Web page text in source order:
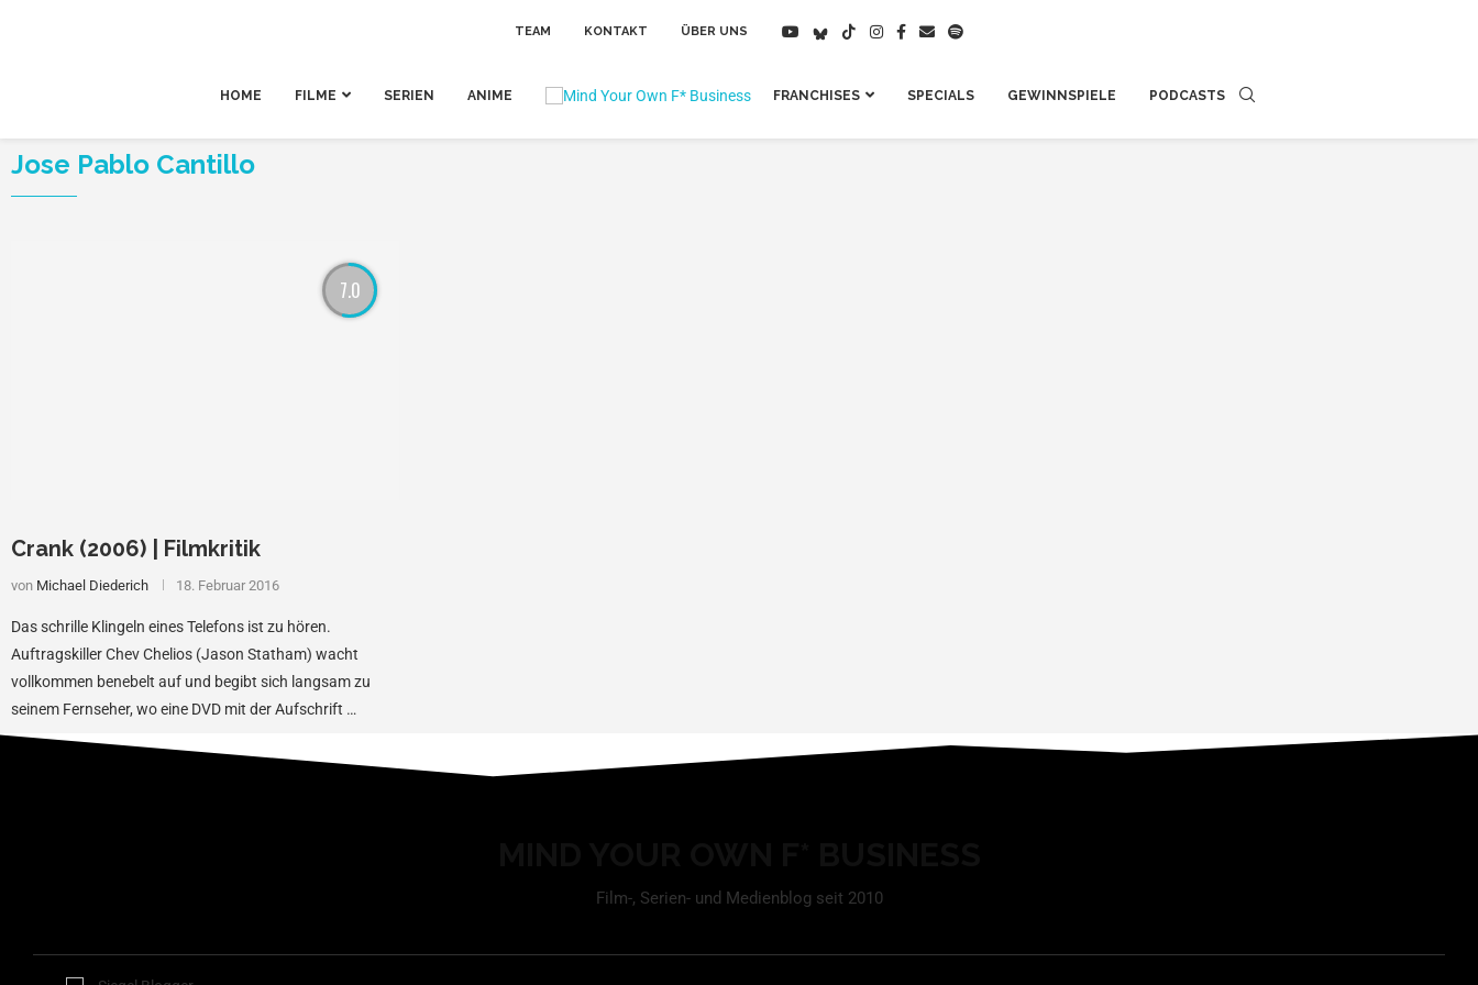
TEAM KONTAKT ÜBER UNS
HOME FILME SERIEN ANIME FRANCHISES SPECIALS GEWINNSPIELE PODCASTS
Jose Pablo Cantillo
7.0
Crank (2006) | Filmkritik
von Michael Diederich 18. Februar 2016
Das schrille Klingeln eines Telefons ist zu hören.
Auftragskiller Chev Chelios (Jason Statham) wacht
vollkommen benebelt auf und begibt sich langsam zu
seinem Fernseher, wo eine DVD mit der Aufschrift …
Film-, Serien- und Medienblog seit 2010